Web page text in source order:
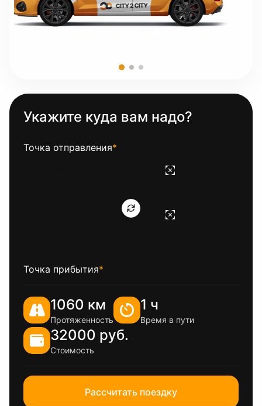
Укажите куда вам надо?
Точка отправления*
Точка прибытия*
1060 км
Протяженность
1 ч
Время в пути
32000 руб.
Стоимость
Рассчитать поездку